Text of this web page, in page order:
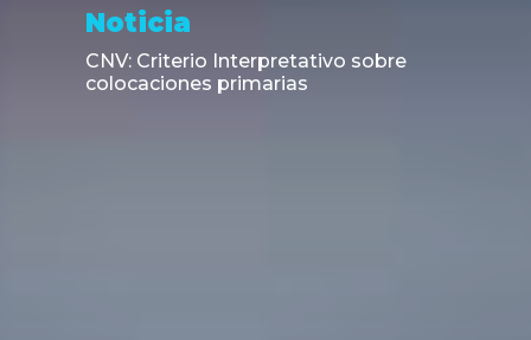
Noticia
CNV: Criterio Interpretativo sobre
colocaciones primarias